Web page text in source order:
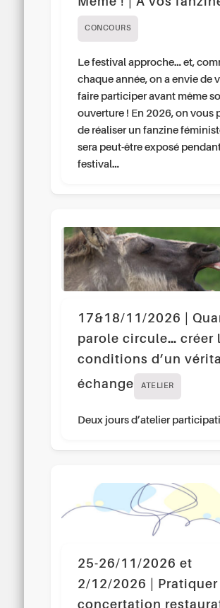
CONCOURS
Le festival approche… et,
chaque année, on a envie de
faire participer avant même
ouverture ! En 2026, on vous
de réaliser un fanzine
sera peut-être exposé
festival…
17&18/11/2026 |
parole circule… créer
conditions d’un
échange
ATELIER
Deux jours d’atelier
25-26/11/2026 et
2/12/2026 | Pratiquer
concertation